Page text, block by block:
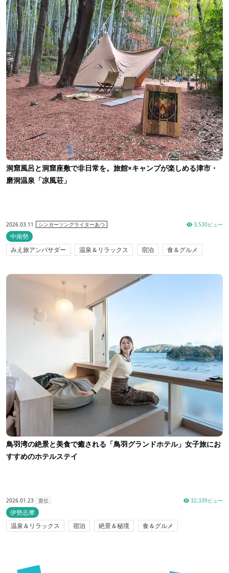
洞窟風呂と洞窟座敷で非日常を。旅館×キャンプが楽しめる津市・
磨洞温泉「凉風荘」
2026.03.11 シンガーソングライターあつ 3,530ビュー
中南勢
みえ旅アンバサダー
温泉＆リラックス 宿泊 食＆グルメ
鳥羽湾の絶景と美食で癒される「鳥羽グランドホテル」女子旅にお
すすめのホテルステイ
2026.01.23 宣伝 32,339ビュー
伊勢志摩
温泉＆リラックス
宿泊 絶景＆秘境 食＆グルメ